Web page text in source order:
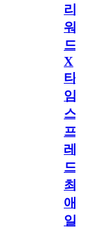
리
워
드
X
타
임
스
프
레
드]
최
애
일